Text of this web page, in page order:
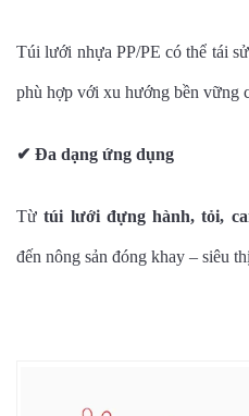
Túi lưới nhựa PP/PE có thể tái
phù hợp với xu hướng bền vững
✔ Đa dạng ứng dụng
Từtúi lưới đựng hành, tỏi,
đến nông sản đóng khay – siêu